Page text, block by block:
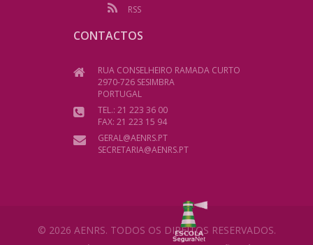
RSS
CONTACTOS
RUA CONSELHEIRO RAMADA CURTO
2970-726 SESIMBRA
PORTUGAL
TEL.: 21 223 36 00
FAX: 21 223 15 94
GERAL@AENRS.PT
SECRETARIA@AENRS.PT
© 2026 AENRS. TODOS OS DIREITOS RESERVADOS.